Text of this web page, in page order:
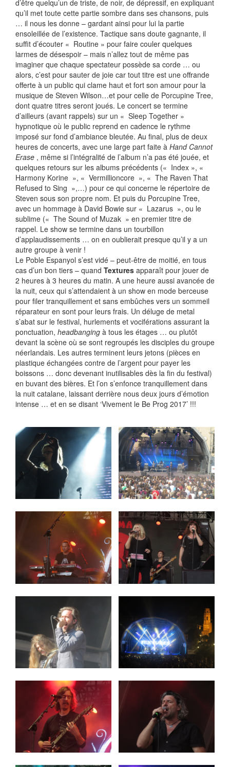
d’être quelqu’un de triste, de noir, de dépressif, en expliquant
qu’il met toute cette partie sombre dans ses chansons, puis
… il nous les donne – gardant ainsi pour lui la partie
ensoleillée de l’existence. Tactique sans doute gagnante, il
suffit d’écouter « Routine » pour faire couler quelques
larmes de désespoir – mais n’allez tout de même pas
imaginer que chaque spectateur possède sa corde … ou
alors, c’est pour sauter de joie car tout titre est une offrande
offerte à un public qui clame haut et fort son amour pour la
musique de Steven Wilson…et pour celle de Porcupine Tree,
dont quatre titres seront joués. Le concert se termine
d’ailleurs (avant rappels) sur un « Sleep Together »
hypnotique où le public reprend en cadence le rythme
imposé sur fond d’ambiance bleutée. Au final, plus de deux
heures de concerts, avec une large part faite à Hand Cannot
Erase , même si l’intégralité de l’album n’a pas été jouée, et
quelques retours sur les albums précédents (« Index », «
Harmony Korine », « Vermillioncore », « The Raven That
Refused to Sing »,…) pour ce qui concerne le répertoire de
Steven sous son propre nom. Et puis du Porcupine Tree,
avec un hommage à David Bowie sur « Lazarus », ou le
sublime (« The Sound of Muzak » en premier titre de
rappel. Le show se termine dans un tourbillon
d’applaudissements … on en oublierait presque qu’il y a un
autre groupe à venir !
Le Poble Espanyol s’est vidé – peut-être de moitié, en tous
cas d’un bon tiers – quand Textures apparaît pour jouer de
2 heures à 3 heures du matin. A une heure aussi avancée de
la nuit, ceux qui s’attendaient à un show en mode berceuse
pour filer tranquillement et sans embûches vers un sommeil
réparateur en sont pour leurs frais. Un déluge de metal
s’abat sur le festival, hurlements et vociférations assurant la
ponctuation, headbanging à tous les étages … ou plutôt
devant la scène où se sont regroupés les disciples du groupe
néerlandais. Les autres terminent leurs jetons (pièces en
plastique échangées contre de l’argent pour payer les
boissons … donc devenant inutilisables dès la fin du festival)
en buvant des bières. Et l’on s’enfonce tranquillement dans
la nuit catalane, laissant derrière nous deux jours d’émotion
intense … et en se disant ‘Vivement le Be Prog 2017’ !!!